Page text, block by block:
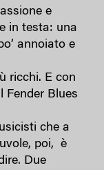
e
in testa: una
annoiato e
ricchi. E con
Fender Blues
che a
poi, è
Due